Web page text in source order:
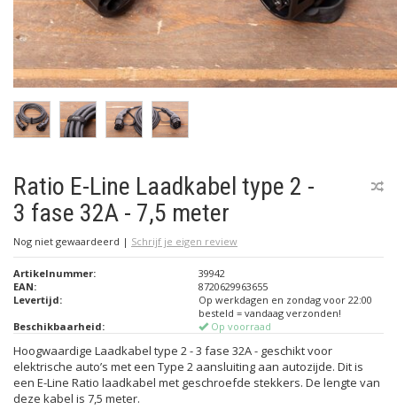
Ratio E-Line Laadkabel type 2 -
3 fase 32A - 7,5 meter
Nog niet gewaardeerd | Schrijf je eigen review
Artikelnummer:
39942
EAN:
8720629963655
Levertijd:
Op werkdagen en zondag voor 22:00
besteld = vandaag verzonden!
Beschikbaarheid:
Op voorraad
Hoogwaardige Laadkabel type 2 - 3 fase 32A - geschikt voor
elektrische auto’s met een Type 2 aansluiting aan autozijde. Dit is
een E-Line Ratio laadkabel met geschroefde stekkers. De lengte van
deze kabel is 7,5 meter.